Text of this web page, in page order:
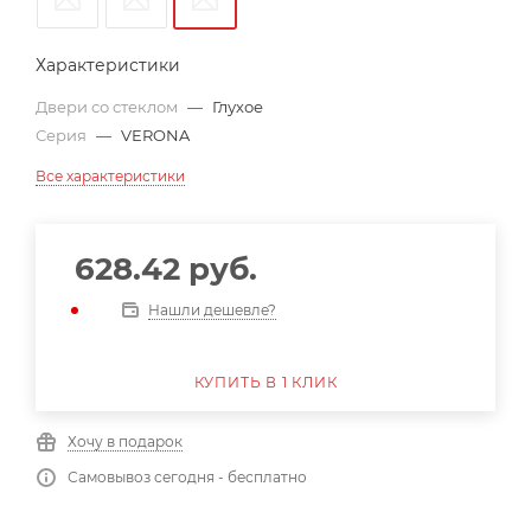
Характеристики
Двери со стеклом — Глухое
Серия — VERONA
Все характеристики
628.42 руб.
Нашли дешевле?
КУПИТЬ В 1 КЛИК
Хочу в подарок
Самовывоз сегодня - бесплатно